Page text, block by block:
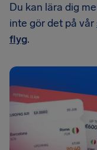
Du kan lära dig
inte gör det på vår
flyg.